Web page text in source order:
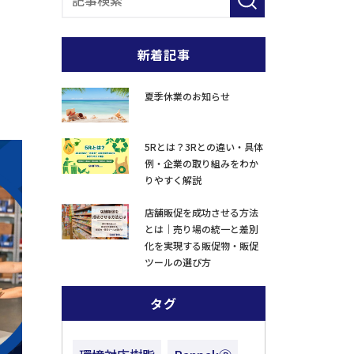
新着記事
夏季休業のお知らせ
5Rとは？3Rとの違い・具体
例・企業の取り組みをわか
りやすく解説
店舗販促を成功させる方法
とは｜売り場の統一と差別
化を実現する販促物・販促
ツールの選び方
タグ